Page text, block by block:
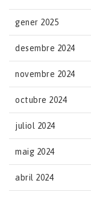
gener 2025
desembre 2024
novembre 2024
octubre 2024
juliol 2024
maig 2024
abril 2024